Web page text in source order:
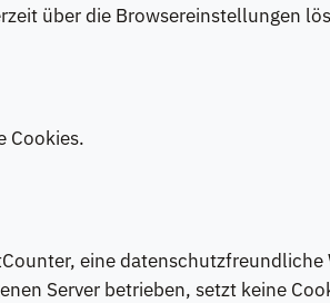
über die Browsereinstellungen
Cookies.
eine datenschutzfreundliche
Server betrieben, setzt keine